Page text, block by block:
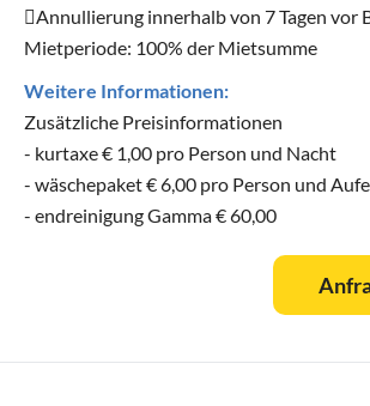
Annullierung innerhalb von 7 Tagen vor
Mietperiode: 100% der Mietsumme
Weitere Informationen:
Zusätzliche Preisinformationen
- kurtaxe € 1,00 pro Person und Nacht
- wäschepaket € 6,00 pro Person und
- endreinigung Gamma € 60,00